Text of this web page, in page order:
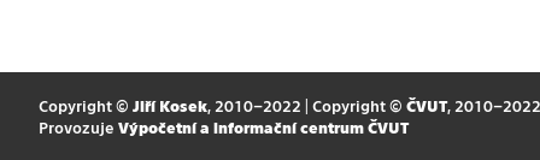
Copyright © Jiří Kosek, 2010–2022 | Copyright © ČVUT, 2010–2022
Provozuje Výpočetní a informační centrum ČVUT